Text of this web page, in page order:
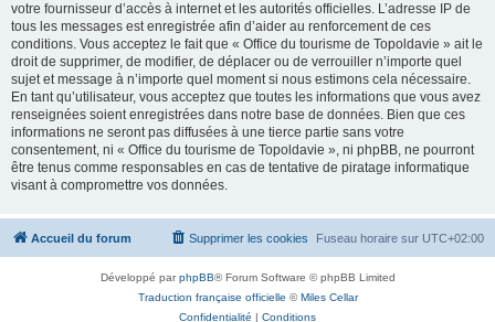
votre fournisseur d’accès à internet et les autorités officielles. L’adresse IP de
tous les messages est enregistrée afin d’aider au renforcement de ces
conditions. Vous acceptez le fait que « Office du tourisme de Topoldavie » ait le
droit de supprimer, de modifier, de déplacer ou de verrouiller n’importe quel
sujet et message à n’importe quel moment si nous estimons cela nécessaire.
En tant qu’utilisateur, vous acceptez que toutes les informations que vous avez
renseignées soient enregistrées dans notre base de données. Bien que ces
informations ne seront pas diffusées à une tierce partie sans votre
consentement, ni « Office du tourisme de Topoldavie », ni phpBB, ne pourront
être tenus comme responsables en cas de tentative de piratage informatique
visant à compromettre vos données.
Accueil du forum Fuseau horaire sur UTC+02:00
Supprimer les cookies
Développé parphpBB® Forum Software © phpBB Limited
Traduction française officielle ©Miles Cellar
Confidentialité | Conditions